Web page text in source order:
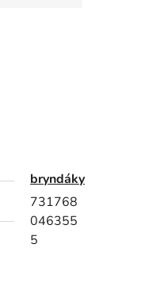
bryndáky
731768
046355
5